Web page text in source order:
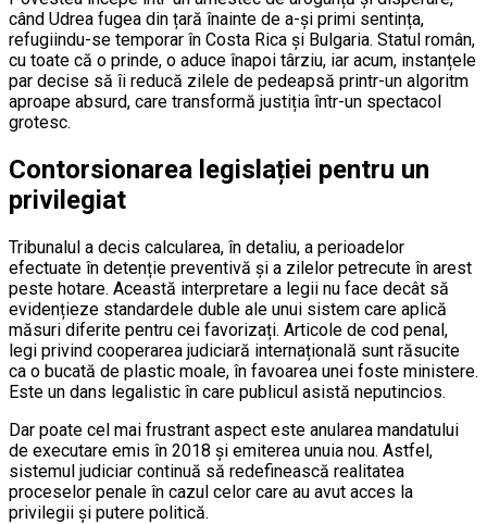
când Udrea fugea din țară înainte de a-și primi sentința,
refugiindu-se temporar în Costa Rica și Bulgaria. Statul român,
cu toate că o prinde, o aduce înapoi târziu, iar acum, instanțele
par decise să îi reducă zilele de pedeapsă printr-un algoritm
aproape absurd, care transformă justiția într-un spectacol
grotesc.
Contorsionarea legislației pentru un
privilegiat
Tribunalul a decis calcularea, în detaliu, a perioadelor
efectuate în detenție preventivă și a zilelor petrecute în arest
peste hotare. Această interpretare a legii nu face decât să
evidențieze standardele duble ale unui sistem care aplică
măsuri diferite pentru cei favorizați. Articole de cod penal,
legi privind cooperarea judiciară internațională sunt răsucite
ca o bucată de plastic moale, în favoarea unei foste ministere.
Este un dans legalistic în care publicul asistă neputincios.
Dar poate cel mai frustrant aspect este anularea mandatului
de executare emis în 2018 și emiterea unuia nou. Astfel,
sistemul judiciar continuă să redefinească realitatea
proceselor penale în cazul celor care au avut acces la
privilegii și putere politică.